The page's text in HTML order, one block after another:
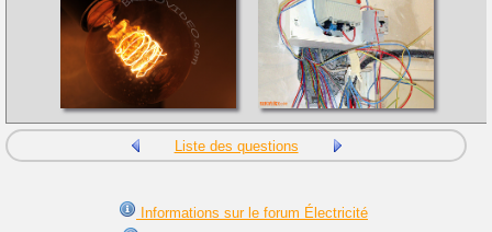
Liste des questions
Informations sur le forum Électricité